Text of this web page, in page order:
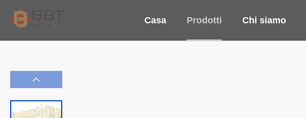
Casa Prodotti Chi siamo